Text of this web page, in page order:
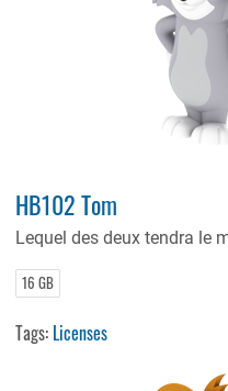
HB102 Tom
Lequel des deux tendra le
16 GB
Tags: Licenses